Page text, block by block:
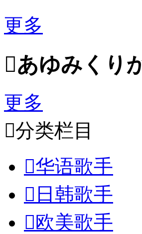
更多
あゆみくり
更多
分类栏目
华语歌手
 日韩歌手
欧美歌手